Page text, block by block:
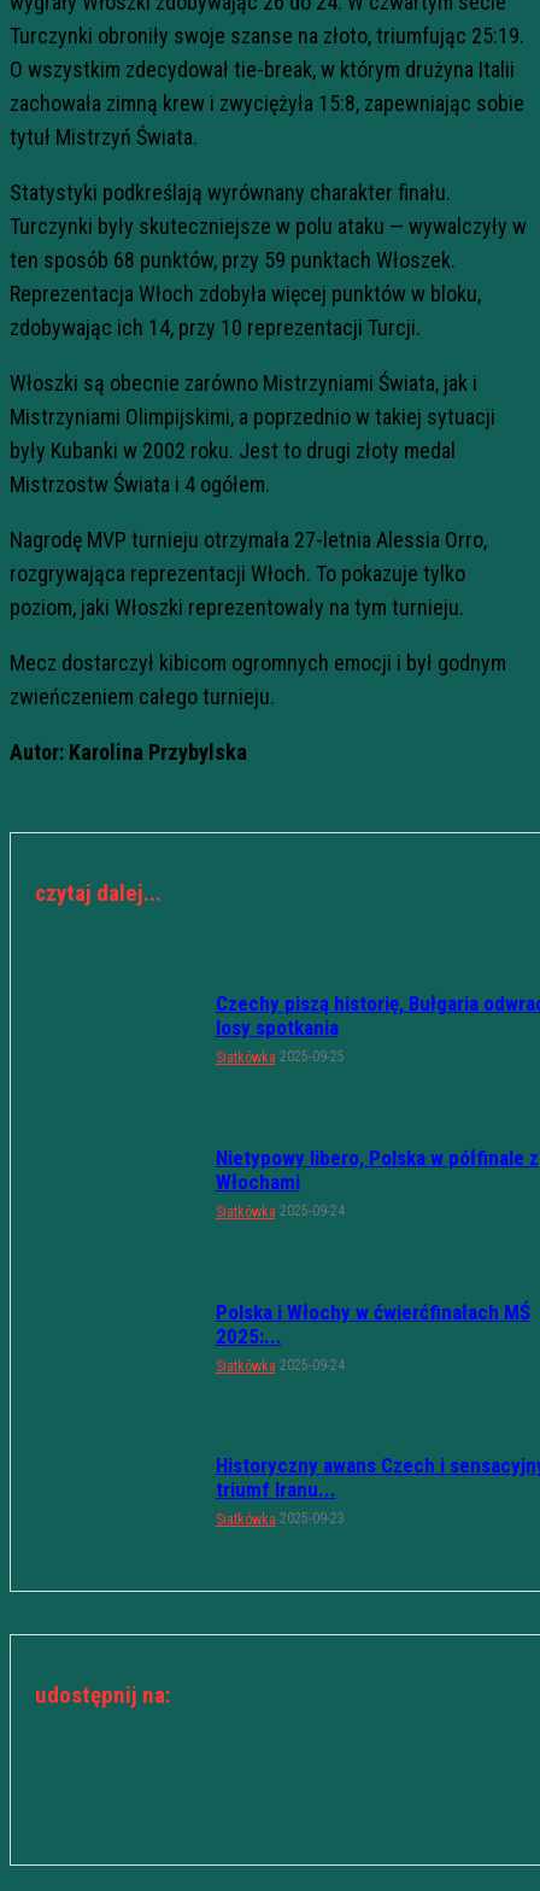
Turczynki obroniły swoje szanse na złoto, triumfując 25:19.
O wszystkim zdecydował tie-break, w którym drużyna Italii
zachowała zimną krew i zwyciężyła 15:8, zapewniając sobie
tytuł Mistrzyń Świata.
Statystyki podkreślają wyrównany charakter finału.
Turczynki były skuteczniejsze w polu ataku — wywalczyły w
ten sposób 68 punktów, przy 59 punktach Włoszek.
Reprezentacja Włoch zdobyła więcej punktów w bloku,
zdobywając ich 14, przy 10 reprezentacji Turcji.
Włoszki są obecnie zarówno Mistrzyniami Świata, jak i
Mistrzyniami Olimpijskimi, a poprzednio w takiej sytuacji
były Kubanki w 2002 roku. Jest to drugi złoty medal
Mistrzostw Świata i 4 ogółem.
Nagrodę MVP turnieju otrzymała 27-letnia Alessia Orro,
rozgrywająca reprezentacji Włoch. To pokazuje tylko
poziom, jaki Włoszki reprezentowały na tym turnieju.
Mecz dostarczył kibicom ogromnych emocji i był godnym
zwieńczeniem całego turnieju.
Autor: Karolina Przybylska
czytaj dalej...
Czechy piszą historię, Bułgaria
losy spotkania
Siatkówka 2025-09-25
Nietypowy libero, Polska w półfinale z
Włochami
Siatkówka 2025-09-24
Polska i Włochy w ćwierćfinałach MŚ
2025:...
Siatkówka 2025-09-24
Historyczny awans Czech i
triumf Iranu...
Siatkówka 2025-09-23
udostępnij na: